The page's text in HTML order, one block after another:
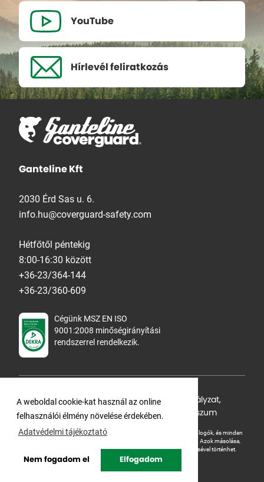
A weboldal cookie-kat használ az online
felhasználói élmény növelése érdekében.
Adatvédelmi tájékoztató
Nem fogadom el Elfogadom
YouTube
Hírlevél feliratkozás
Ganteline Kft
2030 Érd Sas u. 6.
info.hu@coverguard-safety.com
Hétfőtől péntekig
8:00-16:30 között
+36-23/364-144
+36-23/360-609
Cégünk MSZ EN ISO
9001:2008 minőségirányítási
rendszerrel rendelkezik.
Adatvédelmi tájékoztató,Cookie Szabályzat,
Felhasználási feltételek,ÁSZF Impresszum
A Ganteline Kft jelen honlapja szerzői jog által védett. A leírások, fotók, logók, és minden
Azok másolása,
üzleti célú felhasználása kizárólag a jog tulajdonosának beleegyezésével történhet.
Copyright © Ganteline. All rights reserved.